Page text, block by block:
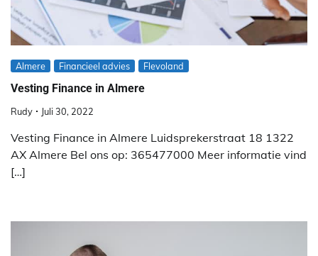
Almere Financieel advies Flevoland
Vesting Finance in Almere
Rudy Juli 30, 2022
Vesting Finance in Almere Luidsprekerstraat 18 1322
AX Almere Bel ons op: 365477000 Meer informatie vind
[…]